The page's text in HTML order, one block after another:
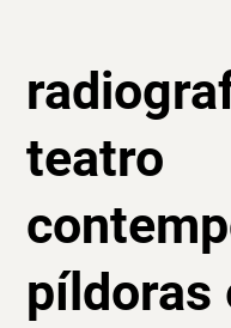
teatro
píldoras